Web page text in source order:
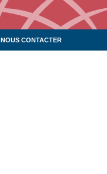
NOUS CONTACTER